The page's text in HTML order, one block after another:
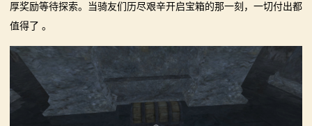
厚奖励等待探索。当骑友们历尽艰辛开启宝箱的那一刻，一切付出都
值得了 。